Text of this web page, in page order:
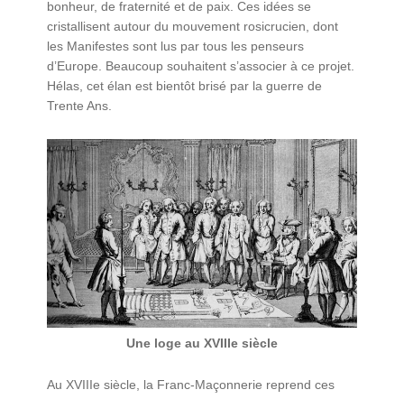
bonheur, de fraternité et de paix. Ces idées se
cristallisent autour du mouvement rosicrucien, dont
les Manifestes sont lus par tous les penseurs
d’Europe. Beaucoup souhaitent s’associer à ce projet.
Hélas, cet élan est bientôt brisé par la guerre de
Trente Ans.
Une loge au XVIIIe siècle
Au XVIIIe siècle, la Franc-Maçonnerie reprend ces